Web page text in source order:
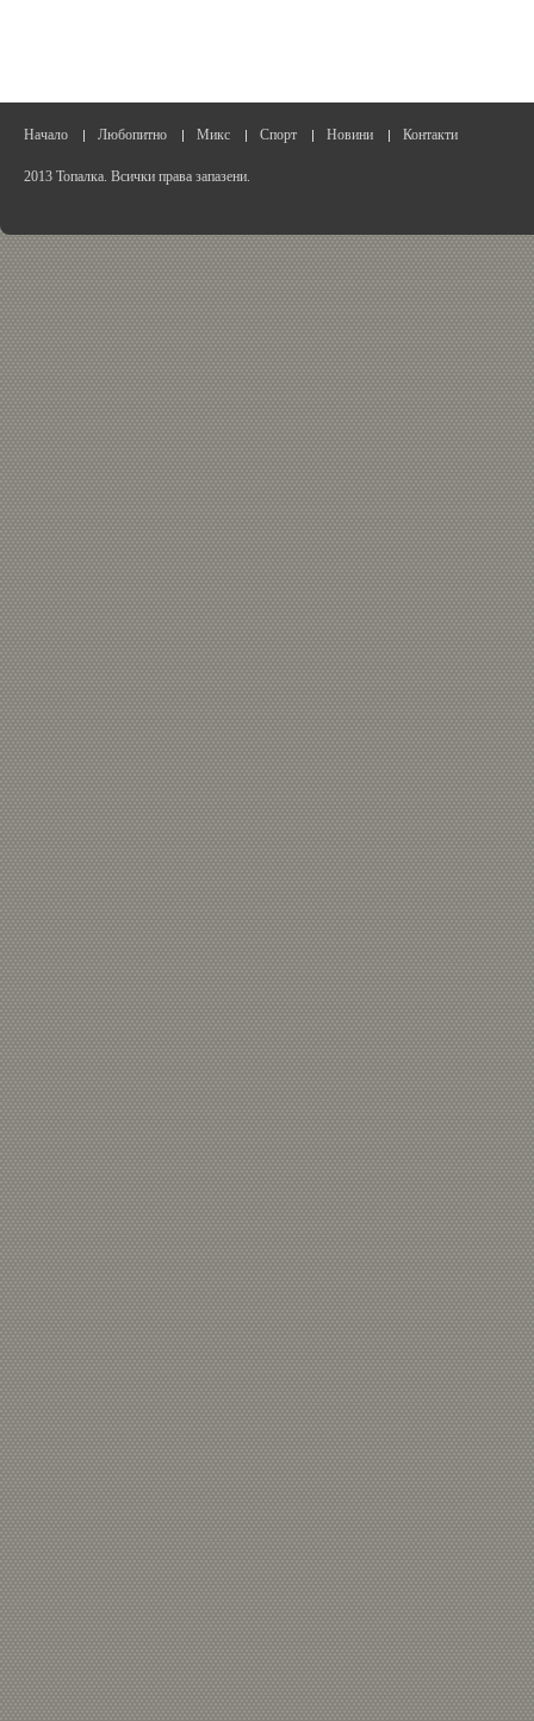
Начало Любопитно Микс Спорт Новини Контакти
2013 Топалка. Всички права запазени.